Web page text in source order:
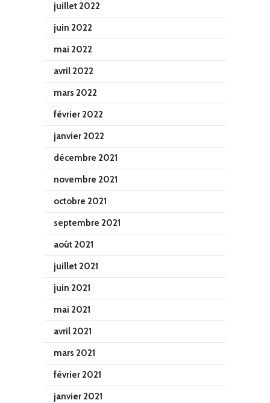
juillet 2022
juin 2022
mai 2022
avril 2022
mars 2022
février 2022
janvier 2022
décembre 2021
novembre 2021
octobre 2021
septembre 2021
août 2021
juillet 2021
juin 2021
mai 2021
avril 2021
mars 2021
février 2021
janvier 2021